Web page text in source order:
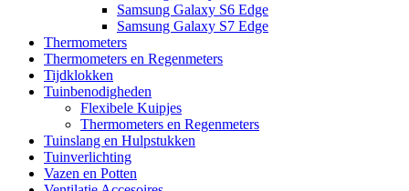
Samsung Galaxy S6 Edge
Samsung Galaxy S7 Edge
Thermometers
Thermometers en Regenmeters
Tijdklokken
Tuinbenodigheden
Flexibele Kuipjes
Thermometers en Regenmeters
Tuinslang en Hulpstukken
Tuinverlichting
Vazen en Potten